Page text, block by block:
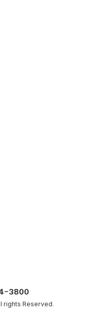
3800
rights Reserved.